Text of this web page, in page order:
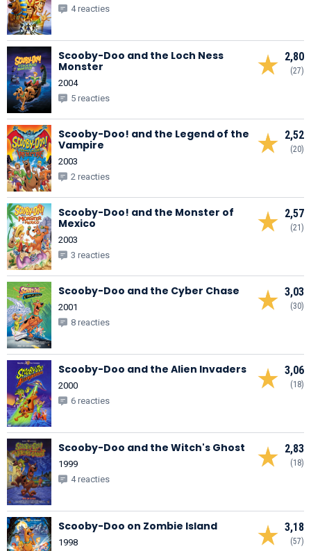
4 reacties
2,80
(27)
Scooby-Doo and the Loch Ness
Monster
2004
5 reacties
2,52
(20)
Scooby-Doo! and the Legend of the
Vampire
2003
2 reacties
2,57
(21)
Scooby-Doo! and the Monster of
Mexico
2003
3 reacties
3,03
(30)
Scooby-Doo and the Cyber Chase
2001
8 reacties
3,06
(18)
Scooby-Doo and the Alien Invaders
2000
6 reacties
2,83
(18)
Scooby-Doo and the Witch's Ghost
1999
4 reacties
3,18
(57)
Scooby-Doo on Zombie Island
1998